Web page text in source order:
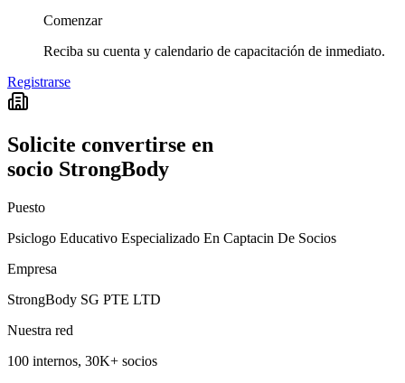
Comenzar
Reciba su cuenta y calendario de capacitación de inmediato.
Registrarse
Solicite convertirse en
socio StrongBody
Puesto
Psiclogo Educativo Especializado En Captacin De Socios
Empresa
StrongBody SG PTE LTD
Nuestra red
100 internos, 30K+ socios